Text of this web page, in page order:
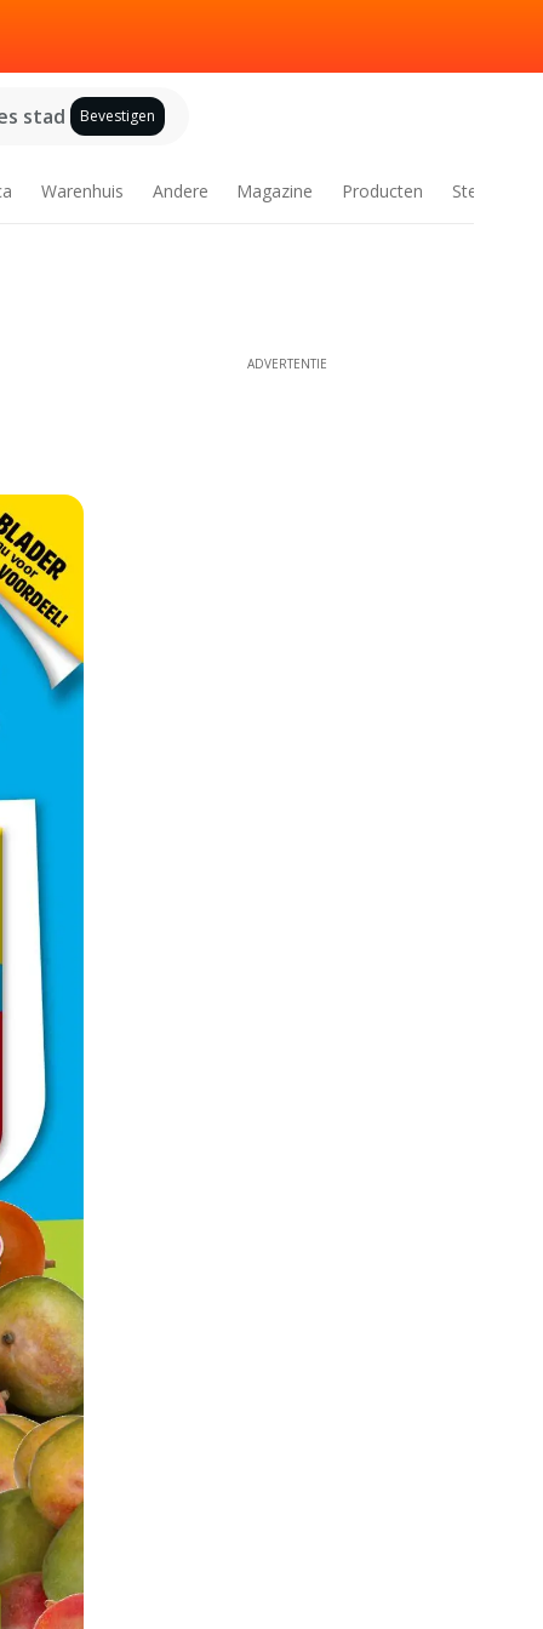
stad Bevestigen
Warenhuis Andere Magazine Producten Steden
ADVERTENTIE